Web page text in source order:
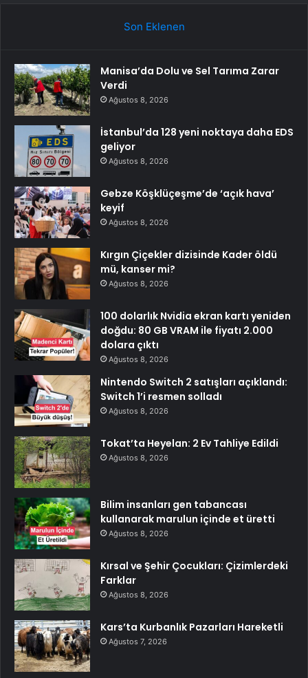
Son Eklenen
Manisa’da Dolu ve Sel Tarıma Zarar
Verdi
Ağustos 8, 2026
İstanbul’da 128 yeni noktaya daha EDS
geliyor
Ağustos 8, 2026
Gebze Köşklüçeşme’de ‘açık hava’
keyif
Ağustos 8, 2026
Kırgın Çiçekler dizisinde Kader öldü
mü, kanser mi?
Ağustos 8, 2026
100 dolarlık Nvidia ekran kartı yeniden
doğdu: 80 GB VRAM ile fiyatı 2.000
dolara çıktı
Ağustos 8, 2026
Nintendo Switch 2 satışları açıklandı:
Switch 1’i resmen solladı
Ağustos 8, 2026
Tokat’ta Heyelan: 2 Ev Tahliye Edildi
Ağustos 8, 2026
Bilim insanları gen tabancası
kullanarak marulun içinde et üretti
Ağustos 8, 2026
Kırsal ve Şehir Çocukları: Çizimlerdeki
Farklar
Ağustos 8, 2026
Kars’ta Kurbanlık Pazarları Hareketli
Ağustos 7, 2026